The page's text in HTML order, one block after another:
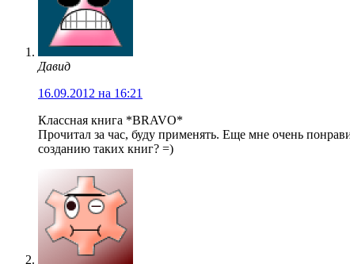
Давид
16.09.2012 на 16:21
Классная книга *BRAVO*
Прочитал за час, буду применять. Еще мне очень
созданию таких книг? =)